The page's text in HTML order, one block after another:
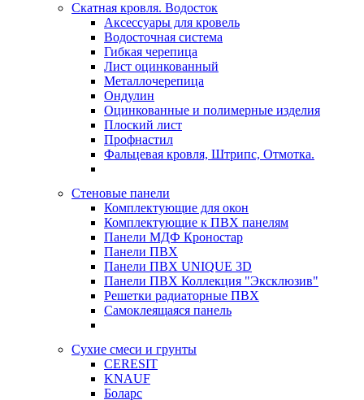
Скатная кровля. Водосток
Аксессуары для кровель
Водосточная система
Гибкая черепица
Лист оцинкованный
Металлочерепица
Ондулин
Оцинкованные и полимерные изделия
Плоский лист
Профнастил
Фальцевая кровля, Штрипс, Отмотка.
Стеновые панели
Комплектующие для окон
Комплектующие к ПВХ панелям
Панели МДФ Кроностар
Панели ПВХ
Панели ПВХ UNIQUE 3D
Панели ПВХ Коллекция "Эксклюзив"
Решетки радиаторные ПВХ
Самоклеящаяся панель
Сухие смеси и грунты
CERESIT
KNAUF
Боларс